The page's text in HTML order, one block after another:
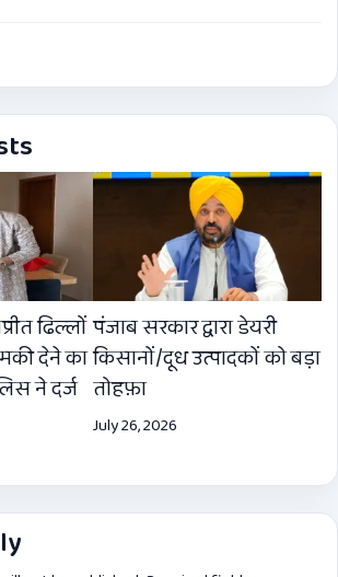
ढिल्लों
देने का
ने दर्ज
पंजाब सरकार द्वारा डेयरी
किसानों/दूध उत्पादकों को बड़ा
तोहफ़ा
July 26, 2026